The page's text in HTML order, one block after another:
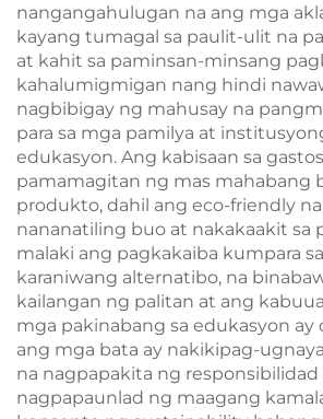
nangangahulugan na ang mga
kayang tumagal sa paulit-ulit na
at kahit sa paminsan-minsang
kahalumigmigan nang hindi
nagbibigay ng mahusay na
para sa mga pamilya at
edukasyon. Ang kabisaan sa
pamamagitan ng mas mahabang
produkto, dahil ang eco-friendly
nananatiling buo at nakakaakit sa
malaki ang pagkakaiba kumpara
karaniwang alternatibo, na
kailangan ng palitan at ang
mga pakinabang sa edukasyon ay
ang mga bata ay nakikipag-
na nagpapakita ng responsibilidad
nagpapaunlad ng maagang